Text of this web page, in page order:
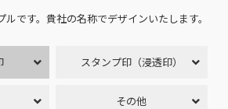
です。貴社の名称でデザインいたします。
スタンプ印（浸透印）
その他